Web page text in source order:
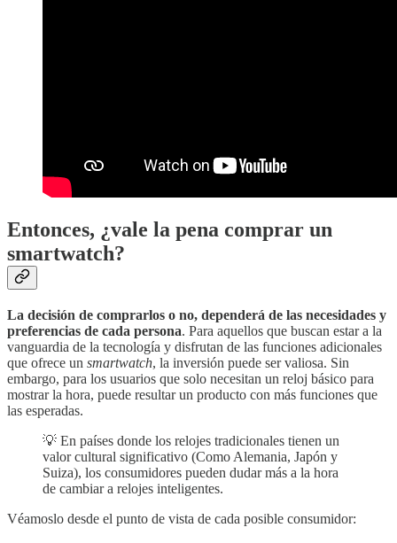
Entonces, ¿vale la pena comprar un
smartwatch?
La decisión de comprarlos o no, dependerá de las necesidades y
preferencias de cada persona. Para aquellos que buscan estar a la
vanguardia de la tecnología y disfrutan de las funciones adicionales
que ofrece un smartwatch, la inversión puede ser valiosa. Sin
embargo, para los usuarios que solo necesitan un reloj básico para
mostrar la hora, puede resultar un producto con más funciones que
las esperadas.
💡 En países donde los relojes tradicionales tienen un
valor cultural significativo (Como Alemania, Japón y
Suiza), los consumidores pueden dudar más a la hora
de cambiar a relojes inteligentes.
Véamoslo desde el punto de vista de cada posible consumidor: